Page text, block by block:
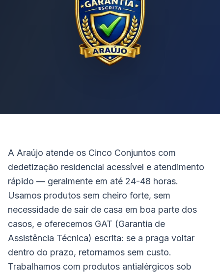
A Araújo atende os Cinco Conjuntos com
dedetização residencial acessível e atendimento
rápido — geralmente em até 24-48 horas.
Usamos produtos sem cheiro forte, sem
necessidade de sair de casa em boa parte dos
casos, e oferecemos GAT (Garantia de
Assistência Técnica) escrita: se a praga voltar
dentro do prazo, retornamos sem custo.
Trabalhamos com produtos antialérgicos sob